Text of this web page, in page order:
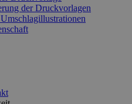
der Druckvorlagen